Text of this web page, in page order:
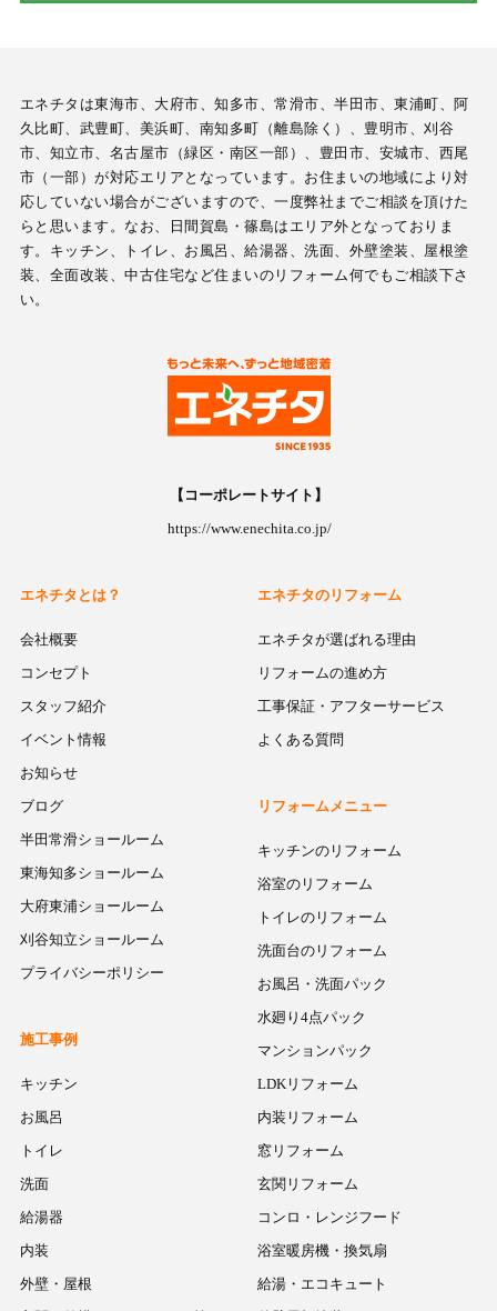
エネチタは東海市、大府市、知多市、常滑市、半田市、東浦町、阿
久比町、武豊町、美浜町、南知多町（離島除く）、豊明市、刈谷
市、知立市、名古屋市（緑区・南区一部）、豊田市、安城市、西尾
市（一部）が対応エリアとなっています。お住まいの地域により対
応していない場合がございますので、一度弊社までご相談を頂けた
らと思います。なお、日間賀島・篠島はエリア外となっておりま
す。キッチン、トイレ、お風呂、給湯器、洗面、外壁塗装、屋根塗
装、全面改装、中古住宅など住まいのリフォーム何でもご相談下さ
い。
【コーポレートサイト】
https://www.enechita.co.jp/
エネチタとは？
会社概要
コンセプト
スタッフ紹介
イベント情報
お知らせ
ブログ
半田常滑ショールーム
東海知多ショールーム
大府東浦ショールーム
刈谷知立ショールーム
プライバシーポリシー
エネチタのリフォーム
エネチタが選ばれる理由
リフォームの進め方
工事保証・アフターサービス
よくある質問
リフォームメニュー
キッチンのリフォーム
浴室のリフォーム
トイレのリフォーム
洗面台のリフォーム
お風呂・洗面パック
水廻り4点パック
マンションパック
LDKリフォーム
内装リフォーム
窓リフォーム
玄関リフォーム
コンロ・レンジフード
浴室暖房機・換気扇
給湯・エコキュート
施工事例
キッチン
お風呂
トイレ
洗面
給湯器
内装
外壁・屋根